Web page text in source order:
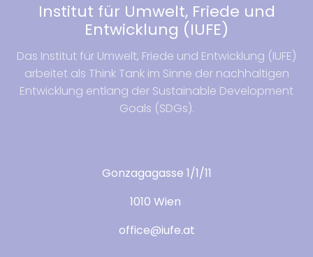
Institut für Umwelt, Friede und
Entwicklung (IUFE)
Das Institut für Umwelt, Friede und Entwicklung (IUFE)
arbeitet als Think Tank im Sinne der nachhaltigen
Entwicklung entlang der Sustainable Development
Goals (SDGs).
Gonzagagasse 1/1/11
1010 Wien
office@iufe.at